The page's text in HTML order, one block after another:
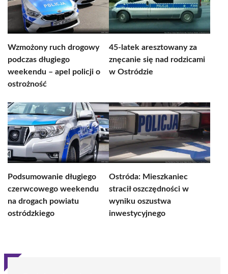
Wzmożony ruch drogowy
podczas długiego
weekendu – apel policji o
ostrożność
45-latek aresztowany za
znęcanie się nad rodzicami
w Ostródzie
Podsumowanie długiego
czerwcowego weekendu
na drogach powiatu
ostródzkiego
Ostróda: Mieszkaniec
stracił oszczędności w
wyniku oszustwa
inwestycyjnego